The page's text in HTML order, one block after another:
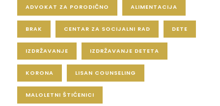
ADVOKAT ZA PORODIČNO ALIMENTACIJA
BRAK CENTAR ZA SOCIJALNI RAD DETE
IZDRŽAVANJE IZDRŽAVANJE DETETA
KORONA LISAN COUNSELING
MALOLETNI ŠTIĆENICI